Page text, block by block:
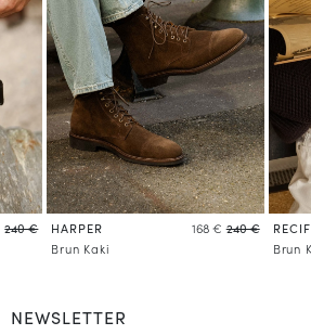
240 €
HARPER 168 € 240 €
Brun Kaki
Brun
NEWSLETTER